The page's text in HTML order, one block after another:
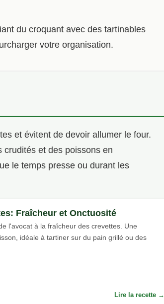
du croquant avec des tartinables
votre organisation.
et évitent de devoir allumer le four.
et des poissons en
le temps presse ou durant les
Fraîcheur et Onctuosité
l'avocat à la fraîcheur des crevettes. Une
idéale à tartiner sur du pain grillé ou des
Lire la recette →